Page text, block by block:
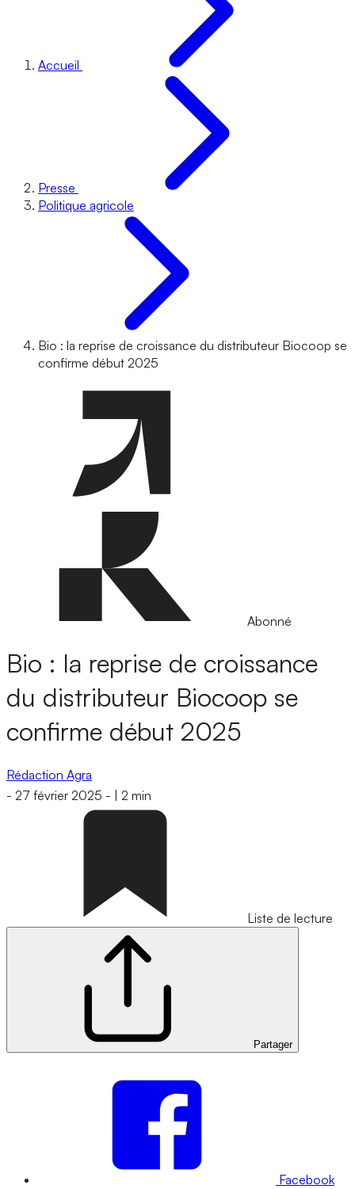
Accueil
Presse
Politique agricole
Bio : la reprise de croissance du distributeur Biocoop se
confirme début 2025
Abonné
Bio : la reprise de croissance
du distributeur Biocoop se
confirme début 2025
Rédaction Agra
- 27 février 2025 - 2 min
Liste de lecture
Partager
Facebook